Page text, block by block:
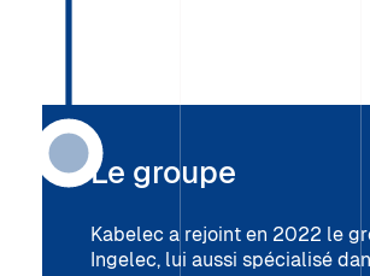
décidée en 2024
Le groupe
Kabelec a rejoint en 2022 le
Ingelec, lui aussi spécialisé